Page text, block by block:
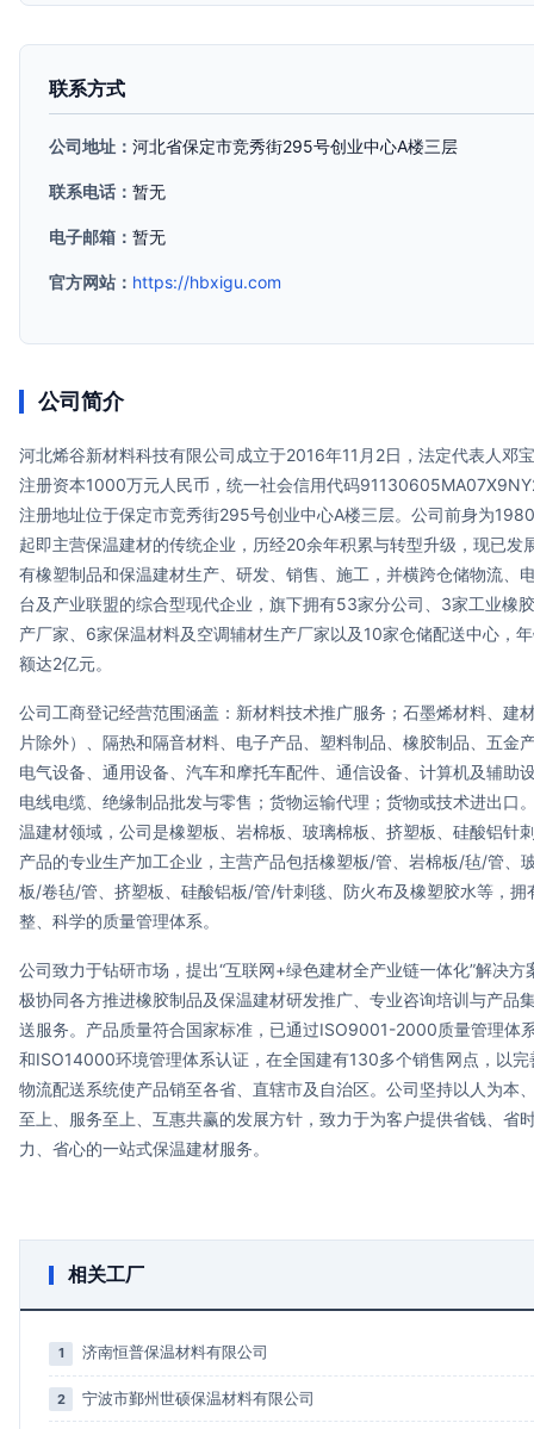
联系方式
公司地址： 河北省保定市竞秀街295号创业中心A楼三层
联系电话： 暂无
电子邮箱： 暂无
官方网站： https://hbxigu.com
公司简介
河北烯谷新材料科技有限公司成立于2016年11月2日，法定代表人邓
注册资本1000万元人民币，统一社会信用代码
注册地址位于保定市竞秀街295号创业中心A楼三层。公司前身为
起即主营保温建材的传统企业，历经20余年积累与转型升级，现已发
有橡塑制品和保温建材生产、研发、销售、施工，并横跨仓储物流、
台及产业联盟的综合型现代企业，旗下拥有53家分公司、3家工业橡
产厂家、6家保温材料及空调辅材生产厂家以及10家仓储配送中心，
额达2亿元。
公司工商登记经营范围涵盖：新材料技术推广服务；石墨烯材料、建
片除外）、隔热和隔音材料、电子产品、塑料制品、橡胶制品、五金
电气设备、通用设备、汽车和摩托车配件、通信设备、计算机及辅助
电线电缆、绝缘制品批发与零售；货物运输代理；货物或技术进出口
温建材领域，公司是橡塑板、岩棉板、玻璃棉板、挤塑板、硅酸铝针
产品的专业生产加工企业，主营产品包括橡塑板/管、岩棉板/毡/管、
板/卷毡/管、挤塑板、硅酸铝板/管/针刺毯、防火布及橡塑胶水等，拥
整、科学的质量管理体系。
公司致力于钻研市场，提出“互联网+绿色建材全产业链一体化”解决方
极协同各方推进橡胶制品及保温建材研发推广、专业咨询培训与产品
送服务。产品质量符合国家标准，已通过ISO9001-2000质量管理体
和ISO14000环境管理体系认证，在全国建有130多个销售网点，以完
物流配送系统使产品销至各省、直辖市及自治区。公司坚持以人为本
至上、服务至上、互惠共赢的发展方针，致力于为客户提供省钱、省
力、省心的一站式保温建材服务。
相关工厂
1 济南恒普保温材料有限公司
2 宁波市鄞州世硕保温材料有限公司